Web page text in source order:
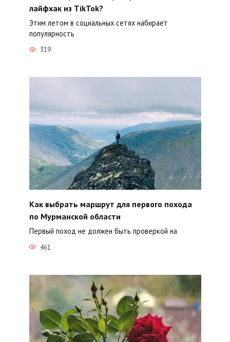
лайфхак из TikTok?
Этим летом в социальных сетях набирает
популярность
319
Как выбрать маршрут для первого похода
по Мурманской области
Первый поход не должен быть проверкой на
461